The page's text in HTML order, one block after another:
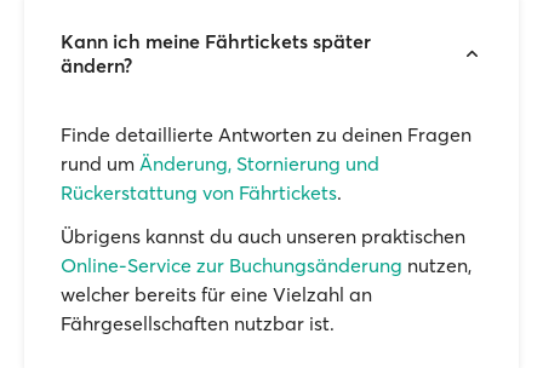
Kann ich meine Fährtickets später
ändern?
Finde detaillierte Antworten zu deinen Fragen
rund um Änderung, Stornierung und
Rückerstattung von Fährtickets.
Übrigens kannst du auch unseren praktischen
Online-Service zur Buchungsänderung nutzen,
welcher bereits für eine Vielzahl an
Fährgesellschaften nutzbar ist.